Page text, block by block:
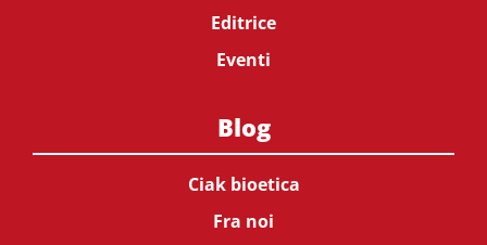
Editrice
Eventi
Blog
Ciak bioetica
Fra noi